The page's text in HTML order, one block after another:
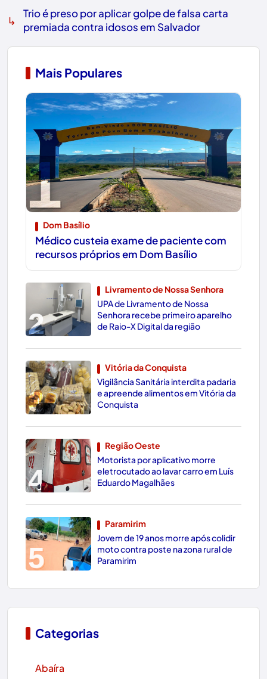
↳
Trio é preso por aplicar golpe de falsa carta
premiada contra idosos em Salvador
Mais Populares
1
Dom Basílio
Médico custeia exame de paciente com
recursos próprios em Dom Basílio
2
Livramento de Nossa Senhora
UPA de Livramento de Nossa
Senhora recebe primeiro aparelho
de Raio-X Digital da região
3
Vitória da Conquista
Vigilância Sanitária interdita padaria
e apreende alimentos em Vitória da
Conquista
4
Região Oeste
Motorista por aplicativo morre
eletrocutado ao lavar carro em Luís
Eduardo Magalhães
5
Paramirim
Jovem de 19 anos morre após colidir
moto contra poste na zona rural de
Paramirim
Categorias
Abaíra